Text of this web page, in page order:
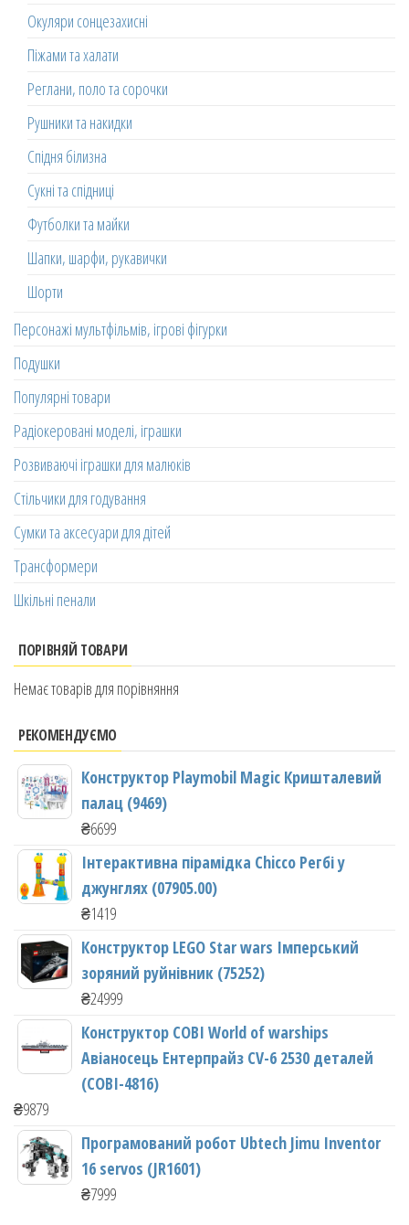
Окуляри сонцезахисні
Піжами та халати
Реглани, поло та сорочки
Рушники та накидки
Спідня білизна
Сукні та спідниці
Футболки та майки
Шапки, шарфи, рукавички
Шорти
Персонажі мультфільмів, ігрові фігурки
Подушки
Популярні товари
Радіокеровані моделі, іграшки
Розвиваючі іграшки для малюків
Стільчики для годування
Сумки та аксесуари для дітей
Трансформери
Шкільні пенали
ПОРІВНЯЙ ТОВАРИ
Немає товарів для порівняння
РЕКОМЕНДУЄМО
Конструктор Playmobil Magic Кришталевий
палац (9469)
₴6699
Інтерактивна пірамідка Chicco Регбі у
джунглях (07905.00)
₴1419
Конструктор LEGO Star wars Імперський
зоряний руйнівник (75252)
₴24999
Конструктор COBI World of warships
Авіаносець Ентерпрайз CV-6 2530 деталей
(COBI-4816)
₴9879
Програмований робот Ubtech Jimu Inventor
16 servos (JR1601)
₴7999